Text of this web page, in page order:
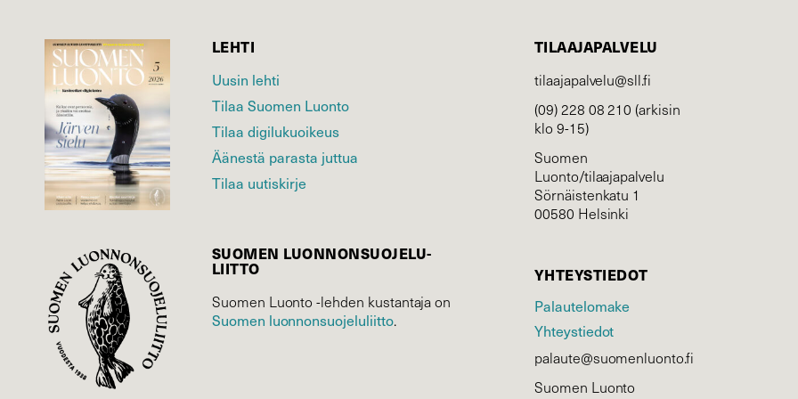
LEHTI
Uusin lehti
Tilaa Suomen Luonto
Tilaa digilukuoikeus
Äänestä parasta juttua
Tilaa uutiskirje
SUOMEN LUONNON­SUOJELU­
LIITTO
Suomen Luonto -lehden kustantaja on
Suomen luonnonsuojelu­liitto.
TILAAJAPALVELU
tilaajapalvelu@sll.fi
(09) 228 08 210 (arkisin
klo 9-15)
Suomen
Luonto/tilaajapalvelu
Sörnäistenkatu 1
00580 Helsinki
YHTEYSTIEDOT
Palautelomake
Yhteystiedot
palaute@suomenluonto.fi
Suomen Luonto